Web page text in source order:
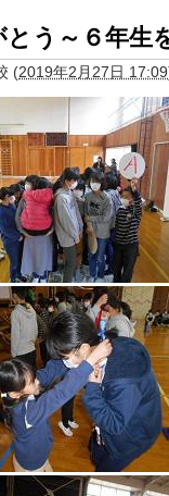
とう～６年生
(2019年2月27日 17:09